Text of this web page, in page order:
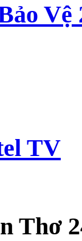
Vệ
TV
Thơ